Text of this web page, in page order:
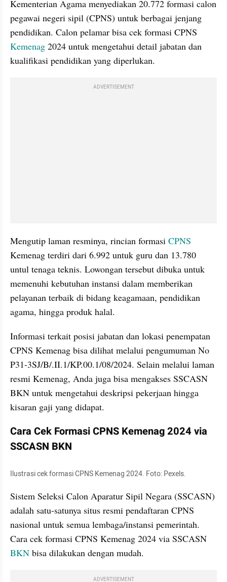
Kementerian Agama menyediakan 20.772 formasi calon
pegawai negeri sipil (CPNS) untuk berbagai jenjang
Kemenag 2024 untuk mengetahui detail jabatan dan
kualifikasi pendidikan yang diperlukan.
ADVERTISEMENT
Mengutip laman resminya, rincian formasi CPNS
Kemenag terdiri dari 6.992 untuk guru dan 13.780
untul tenaga teknis. Lowongan tersebut dibuka untuk
memenuhi kebutuhan instansi dalam memberikan
pelayanan terbaik di bidang keagamaan, pendidikan
agama, hingga produk halal.
Informasi terkait posisi jabatan dan lokasi penempatan
CPNS Kemenag bisa dilihat melalui pengumuman No
P31-3SJ/B/.II.1/KP.00.1/08/2024. Selain melalui laman
resmi Kemenag, Anda juga bisa mengakses SSCASN
BKN untuk mengetahui deskripsi pekerjaan hingga
kisaran gaji yang didapat.
Cara Cek Formasi CPNS Kemenag 2024 via
SSCASN BKN
Ilustrasi cek formasi CPNS Kemenag 2024. Foto: Pexels.
Sistem Seleksi Calon Aparatur Sipil Negara (SSCASN)
adalah satu-satunya situs resmi pendaftaran CPNS
nasional untuk semua lembaga/instansi pemerintah.
BKN bisa dilakukan dengan mudah.
ADVERTISEMENT